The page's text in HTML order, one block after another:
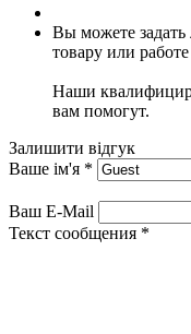
Вы можете
товару или
Наши
вам помогут.
Залишити відгук
Ваше ім'я *
Ваш E-Mail
Текст сообщения *